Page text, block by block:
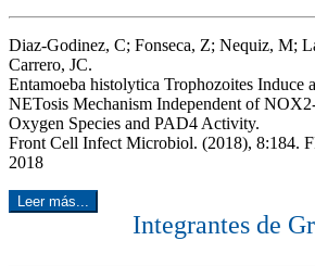
Diaz-Godinez, C; Fonseca, Z; Nequiz, M;
Carrero, JC.
Entamoeba histolytica Trophozoites Induce
NETosis Mechanism Independent of
Oxygen Species and PAD4 Activity.
Front Cell Infect Microbiol. (2018), 8:184.
2018
Leer más...
Integrantes de